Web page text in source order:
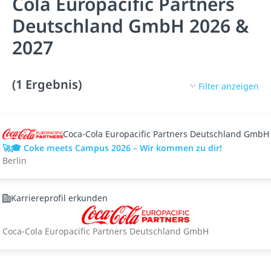
Deutschland GmbH 2026 &
2027
(1 Ergebnis) Filter anzeigen
Coca-Cola Europacific Partners Deutschland GmbH
🚀🎓 Coke meets Campus 2026 – Wir kommen zu dir!
Berlin
Karriereprofil erkunden
Coca-Cola Europacific Partners Deutschland GmbH